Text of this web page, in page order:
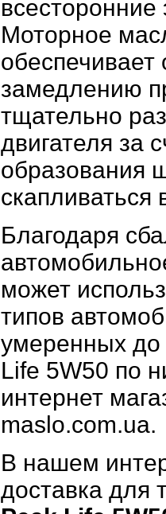
всесторонние
Моторное
обеспечивает
замедлению
тщательно
двигателя за
образования
скапливаться
Благодаря
может
типов
умеренных до
Life 5W50 по
интернет
maslo.com.ua.
В нашем
доставка для